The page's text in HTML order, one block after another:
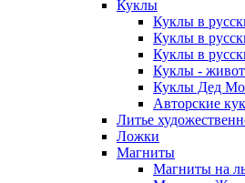
Куклы
Куклы в
Куклы в
Куклы в
Куклы -
Куклы Дед
Авторские
Литье
Ложки
Магниты
Магниты на